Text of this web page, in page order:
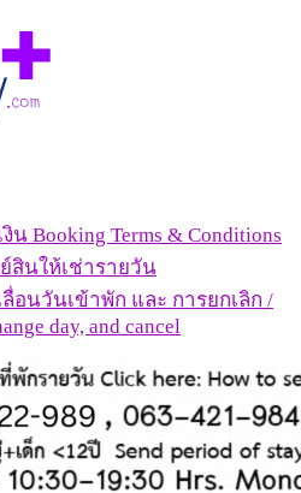
น Booking Terms & Conditions
สินให้เช่ารายวัน
ลื่อนวันเข้าพัก และ การยกเลิก /
day, and cancel